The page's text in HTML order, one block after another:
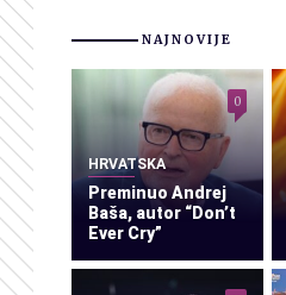
NAJNOVIJE
HRVATSKA
Preminuo Andrej
Baša, autor “Don’t
Ever Cry”
0